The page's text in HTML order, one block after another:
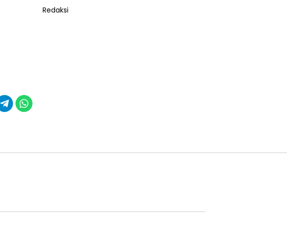
Redaksi